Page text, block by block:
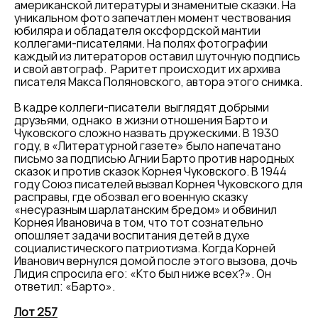
американской литературы и знаменитые сказки. На
уникальном фото запечатлен момент чествования
юбиляра и обладателя оксфордской мантии
коллегами-писателями. На полях фотографии
каждый из литераторов оставил шуточную подпись
и свой автограф. Раритет происходит их архива
писателя Макса Поляновского, автора этого снимка.
В кадре коллеги-писатели выглядят добрыми
друзьями, однако в жизни отношения Барто и
Чуковского сложно назвать дружескими. В 1930
году, в «Литературной газете» было напечатано
письмо за подписью Агнии Барто против народных
сказок и против сказок Корнея Чуковского. В 1944
году Союз писателей вызвал Корнея Чуковского для
расправы, где обозвал его военную сказку
«несуразным шарлатанским бредом» и обвинил
Корнея Ивановича в том, что тот сознательно
опошляет задачи воспитания детей в духе
социалистического патриотизма. Когда Корней
Иванович вернулся домой после этого вызова, дочь
Лидия спросила его: «Кто был ниже всех?». Он
ответил: «Барто».
Лот 257